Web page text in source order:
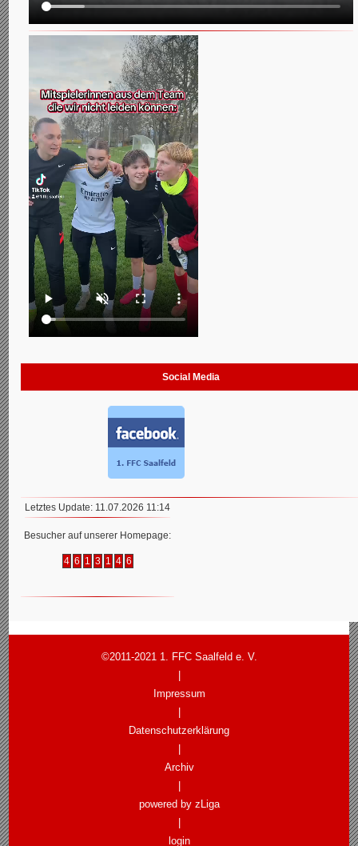
Social Media
Letztes Update: 11.07.2026 11:14
Besucher auf unserer Homepage:
4 6 1 3 1 4 6
©2011-2021 1. FFC Saalfeld e. V.
Impressum
Datenschutzerklärung
Archiv
powered by zLiga
login